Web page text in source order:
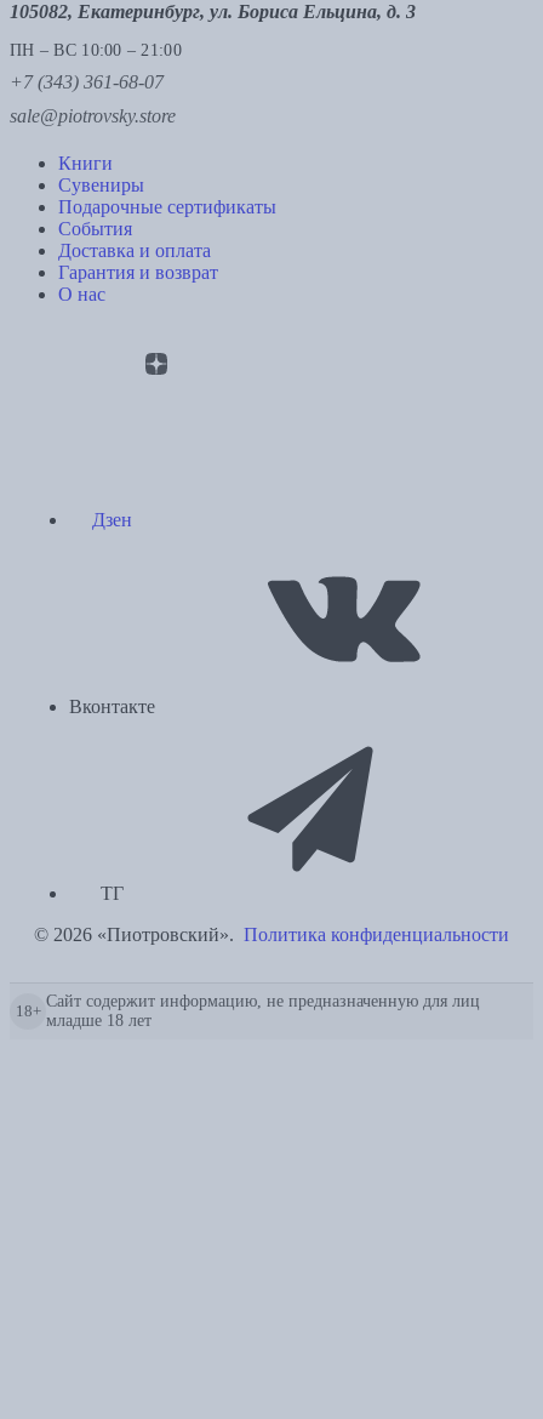
105082, Екатеринбург, ул. Бориса Ельцина, д. 3
ПН – ВС 10:00 – 21:00
+7 (343) 361-68-07
sale@piotrovsky.store
Книги
Сувениры
Подарочные сертификаты
События
Доставка и оплата
Гарантия и возврат
О нас
Дзен
Вконтакте
ТГ
© 2026 «Пиотровский». Политика конфиденциальности
18+
Сайт содержит информацию, не предназначенную для лиц
младше 18 лет